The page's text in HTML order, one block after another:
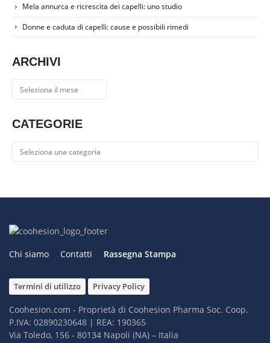
Mela annurca e ricrescita dei capelli: uno studio
Donne e caduta di capelli: cause e possibili rimedi
ARCHIVI
Archivi
CATEGORIE
Categorie
Chi siamo Contatti Rassegna Stampa
Termini di utilizzo Privacy Policy
Coohesion.com - Proprietà di Coohesion Pharma Soc. Coop.
P.IVA: 02890230648 | REA: 190365
Via Toledo, 156 - 80134 Napoli (NA) – It​alia